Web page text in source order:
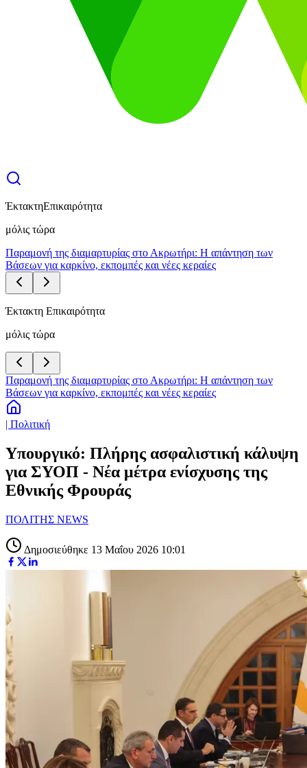
ΈκτακτηΕπικαιρότητα
μόλις τώρα
Παραμονή της διαμαρτυρίας στο Ακρωτήρι: Η απάντηση των
Βάσεων για καρκίνο, εκπομπές και νέες κεραίες
Έκτακτη Επικαιρότητα
μόλις τώρα
Παραμονή της διαμαρτυρίας στο Ακρωτήρι: Η απάντηση των
Βάσεων για καρκίνο, εκπομπές και νέες κεραίες
| Πολιτική
Υπουργικό: Πλήρης ασφαλιστική κάλυψη
για ΣΥΟΠ - Νέα μέτρα ενίσχυσης της
Εθνικής Φρουράς
ΠΟΛΙΤΗΣ NEWS
Δημοσιεύθηκε 13 Μαΐου 2026 10:01